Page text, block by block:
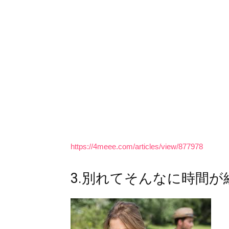
https://4meee.com/articles/view/877978
3.別れてそんなに時間が